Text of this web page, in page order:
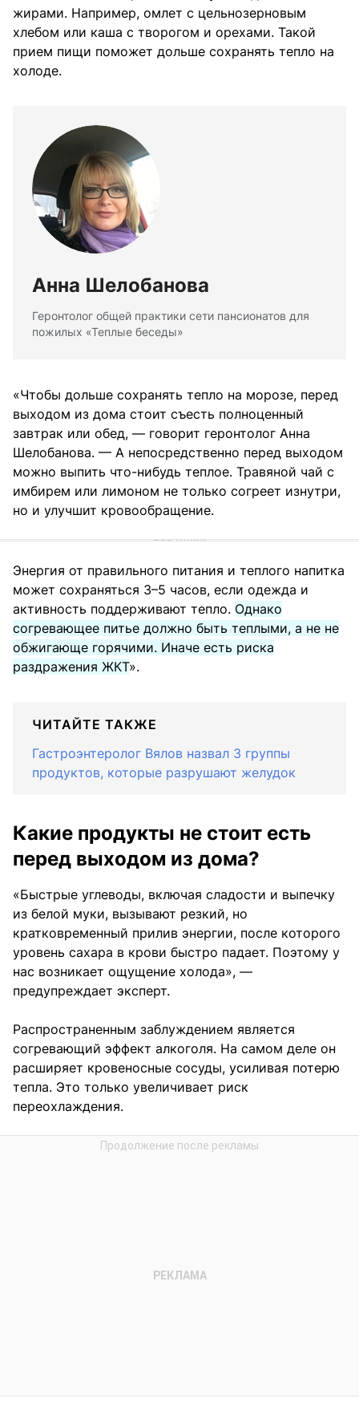
жирами. Например, омлет с цельнозерновым
хлебом или каша с творогом и орехами. Такой
прием пищи поможет дольше сохранять тепло на
холоде.
Анна Шелобанова
Геронтолог общей практики сети пансионатов для
пожилых «Теплые беседы»
«Чтобы дольше сохранять тепло на морозе, перед
выходом из дома стоит съесть полноценный
завтрак или обед, — говорит геронтолог Анна
Шелобанова. — А непосредственно перед выходом
можно выпить что-нибудь теплое. Травяной чай с
имбирем или лимоном не только согреет изнутри,
но и улучшит кровообращение.
Энергия от правильного питания и теплого напитка
может сохраняться 3–5 часов, если одежда и
активность поддерживают тепло. Однако
согревающее питье должно быть теплыми, а не не
обжигающе горячими. Иначе есть риска
раздражения ЖКТ».
ЧИТАЙТЕ ТАКЖЕ
Гастроэнтеролог Вялов назвал 3 группы
продуктов, которые разрушают желудок
Какие продукты не стоит есть
перед выходом из дома?
«Быстрые углеводы, включая сладости и выпечку
из белой муки, вызывают резкий, но
кратковременный прилив энергии, после которого
уровень сахара в крови быстро падает. Поэтому у
нас возникает ощущение холода», —
предупреждает эксперт.
Распространенным заблуждением является
согревающий эффект алкоголя. На самом деле он
расширяет кровеносные сосуды, усиливая потерю
тепла. Это только увеличивает риск
переохлаждения.